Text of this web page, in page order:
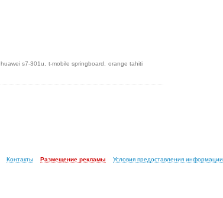
huawei s7-301u t-mobile springboard orange tahiti
Контакты Размещение рекламы Условия предоставления информации